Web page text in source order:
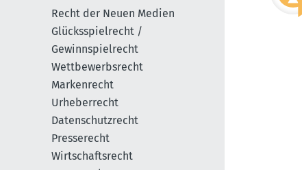
Recht der Neuen Medien
Glücksspielrecht /
Gewinnspielrecht
Wettbewerbsrecht
Markenrecht
Urheberrecht
Datenschutzrecht
Presserecht
Wirtschaftsrecht